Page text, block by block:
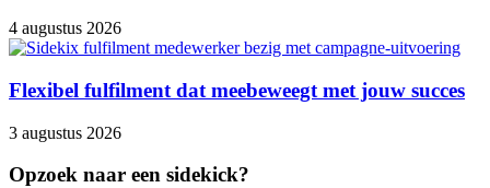
4 augustus 2026
Flexibel fulfilment dat meebeweegt met jouw succes
3 augustus 2026
Opzoek naar een sidekick?